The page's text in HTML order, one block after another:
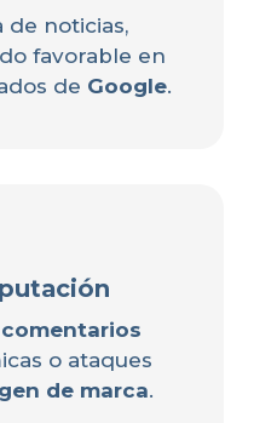
de noticias,
favorable en
de Google.
comentarios
o ataques
de marca.